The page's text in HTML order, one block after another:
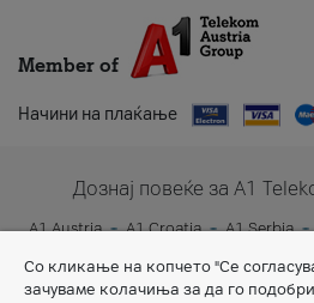
Member of
Начини на плаќање
Дознај повеќе за A1
A1 Austria A1 Croatia A1 Serbia
A1 Slovenia
A1
Со кликање на копчето "Се
зачуваме колачиња за да го